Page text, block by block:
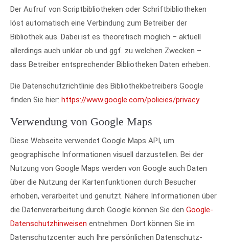
Der Aufruf von Scriptbibliotheken oder Schriftbibliotheken
löst automatisch eine Verbindung zum Betreiber der
Bibliothek aus. Dabei ist es theoretisch möglich – aktuell
allerdings auch unklar ob und ggf. zu welchen Zwecken –
dass Betreiber entsprechender Bibliotheken Daten erheben.
Die Datenschutzrichtlinie des Bibliothekbetreibers Google
finden Sie hier: https://www.google.com/policies/privacy
Verwendung von Google Maps
Diese Webseite verwendet Google Maps API, um
geographische Informationen visuell darzustellen. Bei der
Nutzung von Google Maps werden von Google auch Daten
über die Nutzung der Kartenfunktionen durch Besucher
erhoben, verarbeitet und genutzt. Nähere Informationen über
die Datenverarbeitung durch Google können Sie den Google-
Datenschutzhinweisen entnehmen. Dort können Sie im
Datenschutzcenter auch Ihre persönlichen Datenschutz-